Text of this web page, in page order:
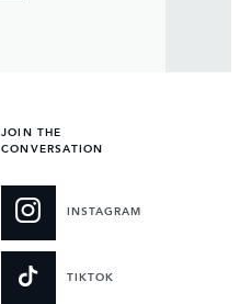
JOIN THE
CONVERSATION
INSTAGRAM
TIKTOK